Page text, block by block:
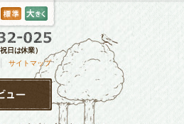
日は休業）
サイトマップ